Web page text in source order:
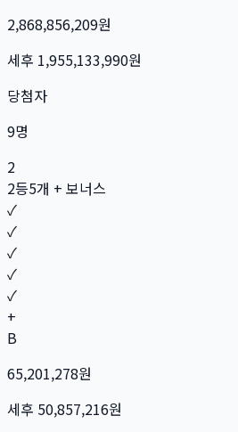
2,868,856,209원
세후 1,955,133,990원
당첨자
9명
2
2등5개 + 보너스
✓
✓
✓
✓
✓
+
B
65,201,278원
세후 50,857,216원